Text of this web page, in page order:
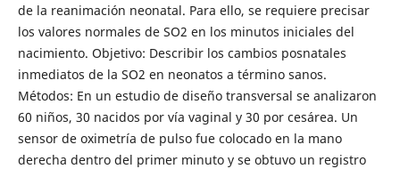
de la reanimación neonatal. Para ello, se requiere precisar
los valores normales de SO2 en los minutos iniciales del
nacimiento. Objetivo: Describir los cambios posnatales
inmediatos de la SO2 en neonatos a término sanos.
Métodos: En un estudio de diseño transversal se analizaron
60 niños, 30 nacidos por vía vaginal y 30 por cesárea. Un
sensor de oximetría de pulso fue colocado en la mano
derecha dentro del primer minuto y se obtuvo un registro